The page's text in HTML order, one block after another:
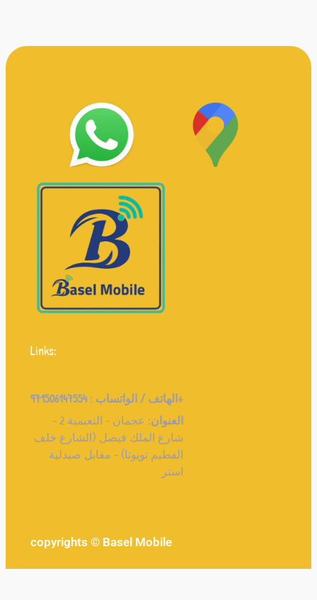
Links:
الهاتف / الواتساب :971506147554+
العنوان:
عجمان - النعيمية 2 -
شارع الملك فيصل (الشارع خلف
الفطيم تويوتا) - مقابل صيدلية
استر
copyrights © Basel Mobile